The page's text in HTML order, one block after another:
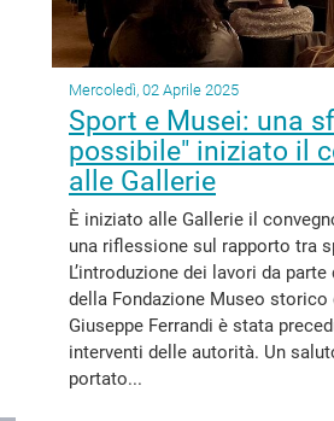
Mercoledì, 02 Aprile 2025
Sport e Musei: una
possibile" iniziato il
alle Gallerie
È iniziato alle Gallerie il
una riflessione sul rapporto tra
L’introduzione dei lavori da
della Fondazione Museo storico
Giuseppe Ferrandi è stata
interventi delle autorità. Un
portato...